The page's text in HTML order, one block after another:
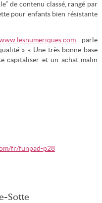
de contenu classé, rangé par
pour enfants bien résistante
parle
». « Une très bonne base
capitaliser et un achat malin
fr/funpad-p28
Sotte